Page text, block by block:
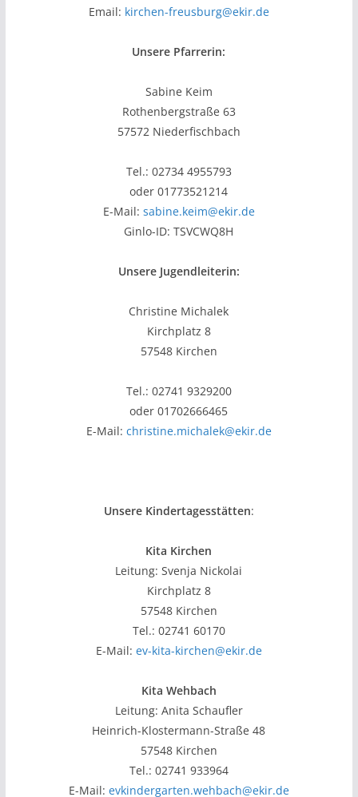
Email: kirchen-freusburg@ekir.de
Unsere Pfarrerin:
Sabine Keim
Rothenbergstraße 63
57572 Niederfischbach
Tel.: 02734 4955793
oder 01773521214
E-Mail: sabine.keim@ekir.de
Ginlo-ID: TSVCWQ8H
Unsere Jugendleiterin:
Christine Michalek
Kirchplatz 8
57548 Kirchen
Tel.: 02741 9329200
oder 01702666465
E-Mail: christine.michalek@ekir.de
Unsere Kindertagesstätten:
Kita Kirchen
Leitung: Svenja Nickolai
Kirchplatz 8
57548 Kirchen
Tel.: 02741 60170
E-Mail: ev-kita-kirchen@ekir.de
Kita Wehbach
Leitung: Anita Schaufler
Heinrich-Klostermann-Straße 48
57548 Kirchen
Tel.: 02741 933964
E-Mail: evkindergarten.wehbach@ekir.de